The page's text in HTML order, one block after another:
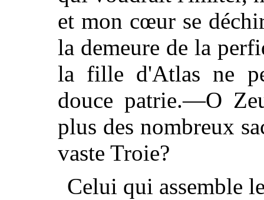
et mon cœur se
la demeure de la
la fille d'Atlas ne
douce patrie.—O
plus des nombreux
vaste Troie?
Celui qui assemble